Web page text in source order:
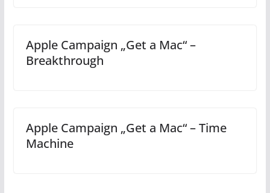
Apple Campaign „Get a Mac“ –
Breakthrough
Apple Campaign „Get a Mac“ – Time
Machine